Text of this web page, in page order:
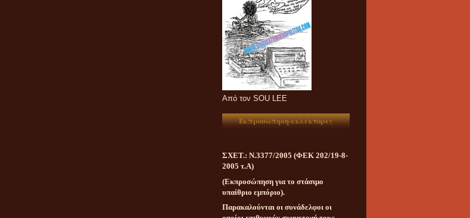
Aπό τον SOU LEE
Εκπροσώπηση-εκλέκτορες
ΣΧΕΤ.: Ν.3377/2005 (ΦΕΚ 202/19-8-
2005 τ.Α)
(Εκπροσώπηση για το στάσιμο
υπαίθριο εμπόριο).
Παρακαλούνται οι συνάδελφοι οι